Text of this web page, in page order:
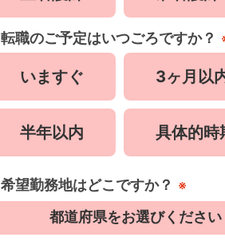
転職のご予定はいつごろですか？
いますぐ 3ヶ月以
半年以内 具体的時
希望勤務地はどこですか？ ※